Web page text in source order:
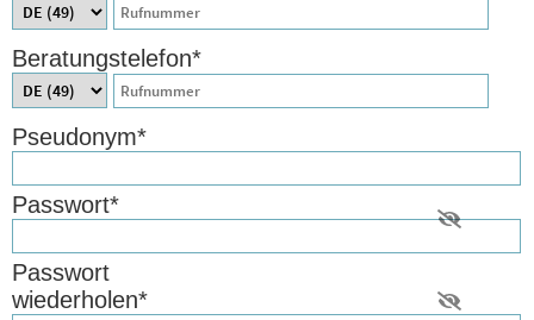
Beratungstelefon*
Pseudonym*
Passwort*
Passwort
wiederholen*